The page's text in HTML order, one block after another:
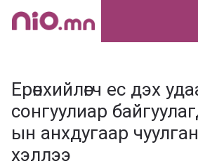
Skip
Ерөнхийлөгч ес дэх
сонгуулиар
ын анхдугаар
хэллээ